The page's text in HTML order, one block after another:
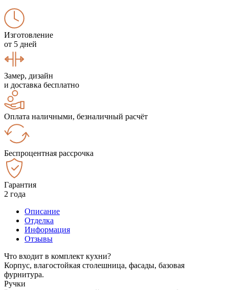
Изготовление
от 5 дней
Замер, дизайн
и доставка бесплатно
Оплата наличными, безналичный расчёт
Беспроцентная рассрочка
Гарантия
2 года
Описание
Отделка
Информация
Отзывы
Что входит в комплект кухни?
Корпус, влагостойкая столешница, фасады, базовая
фурнитура.
Ручки